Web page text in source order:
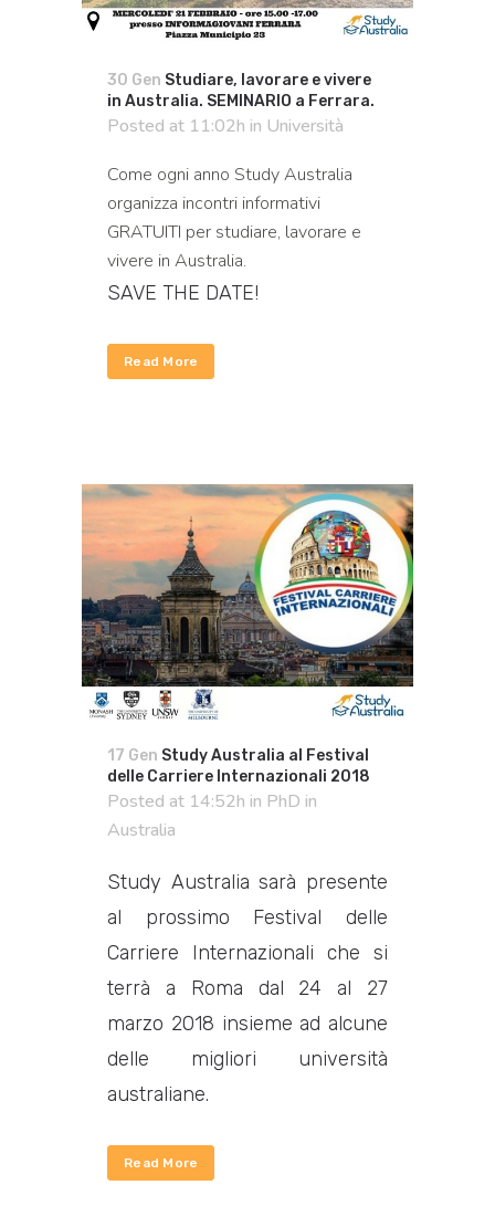
30 Gen Studiare, lavorare e vivere
in Australia. SEMINARIO a Ferrara.
Posted at 11:02h in Università
Come ogni anno Study Australia
organizza incontri informativi
GRATUITI per studiare, lavorare e
vivere in Australia.
SAVE THE DATE!
Read More
17 Gen Study Australia al Festival
delle Carriere Internazionali 2018
Posted at 14:52h in PhD in
Australia
Study Australia sarà presente
al prossimo Festival delle
Carriere Internazionali che si
terrà a Roma dal 24 al 27
marzo 2018 insieme ad alcune
delle migliori università
australiane.
Read More